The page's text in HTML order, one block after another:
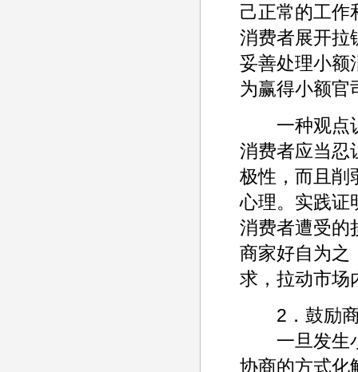
己正常的工作
消费者展开拉
妥善处理小额
为赢得小额官
一种观点认
消费者应当忍
极性，而且削
心理。实践证
消费者遭受的
商家好自为之
求，拉动市
2．鼓励商
一旦发生小
协商的方式化